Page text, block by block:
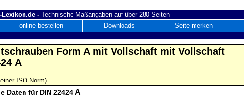
- Technische Maßangaben auf über 280 Seiten
online bestellen Downloads Seite merken
Form A mit Vollschaft mit Vollschaft
A
ISO-Norm)
Daten für DIN 22424 A